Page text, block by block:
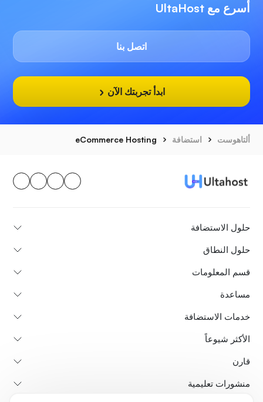
أسرع مع UltaHost
اتصل بنا
ابدأ تجربتك الآن
ألتاهوست استضافة eCommerce Hosting
حلول الاستضافة
حلول النطاق
قسم المعلومات
مساعدة
خدمات الاستضافة
الأكثر شيوعاً
قارن
منشورات تعليمية